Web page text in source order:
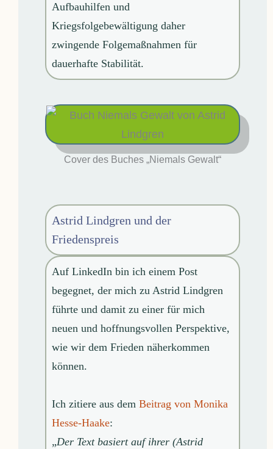
Aufbauhilfen und
Kriegsfolgebewältigung daher
zwingende Folgemaßnahmen für
dauerhafte Stabilität.
Cover des Buches „Niemals Gewalt“
Astrid Lindgren und der
Friedenspreis
Auf LinkedIn bin ich einem Post
begegnet, der mich zu Astrid Lindgren
führte und damit zu einer für mich
neuen und hoffnungsvollen Perspektive,
wie wir dem Frieden näherkommen
können.
Ich zitiere aus demBeitrag von Monika
Hesse-Haake:
„Der Text basiert auf ihrer (Astrid